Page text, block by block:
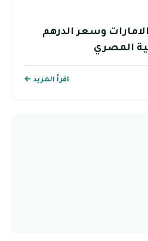
وسعر الدرهم
المصري
اقرأ المزيد ←